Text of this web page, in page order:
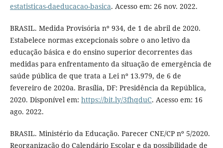
estatisticas-daeducacao-basica. Acesso em: 26 nov. 2022.
BRASIL. Medida Provisória nº 934, de 1 de abril de 2020.
Estabelece normas excepcionais sobre o ano letivo da
educação básica e do ensino superior decorrentes das
medidas para enfrentamento da situação de emergência de
saúde pública de que trata a Lei nº 13.979, de 6 de
fevereiro de 2020a. Brasília, DF: Presidência da República,
2020. Disponível em: https://bit.ly/3fhqduC. Acesso em: 16
ago. 2022.
BRASIL. Ministério da Educação. Parecer CNE/CP nº 5/2020.
Reorganização do Calendário Escolar e da possibilidade de